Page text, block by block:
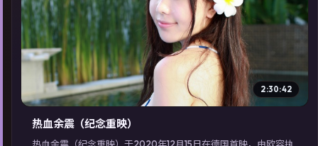
▶
2:30:42
热血余震（纪念重映）